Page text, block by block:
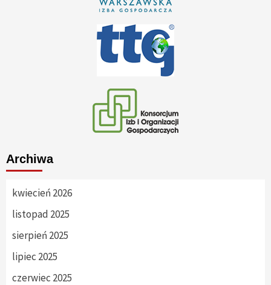
Archiwa
kwiecień 2026
listopad 2025
sierpień 2025
lipiec 2025
czerwiec 2025